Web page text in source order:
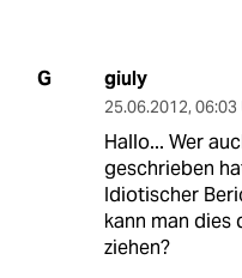
G giuly
25.06.2012, 06:03
Hallo... Wer
geschrieben
Idiotischer
kann man dies
ziehen?